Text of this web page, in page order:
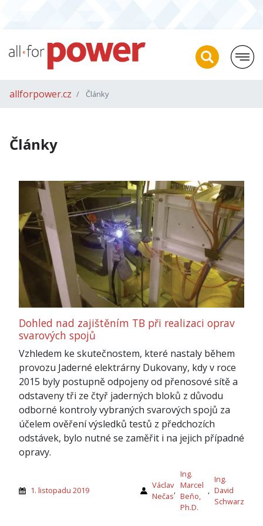
allforpower.cz Články
Články
Dohled nad zajištěním TB při realizaci oprav
svarových spojů
Vzhledem ke skutečnostem, které nastaly během
provozu Jaderné elektrárny Dukovany, kdy v roce
2015 byly postupně odpojeny od přenosové sítě a
odstaveny tři ze čtyř jaderných bloků z důvodu
odborné kontroly vybraných svarových spojů za
účelem ověření výsledků testů z předchozích
odstávek, bylo nutné se zaměřit i na jejich případné
opravy.
1. listopadu 2019
Václav
Nečas
,
Ing.
Marcel
Beňo,
Ph.D.
,
Ing.
David
Schwarz